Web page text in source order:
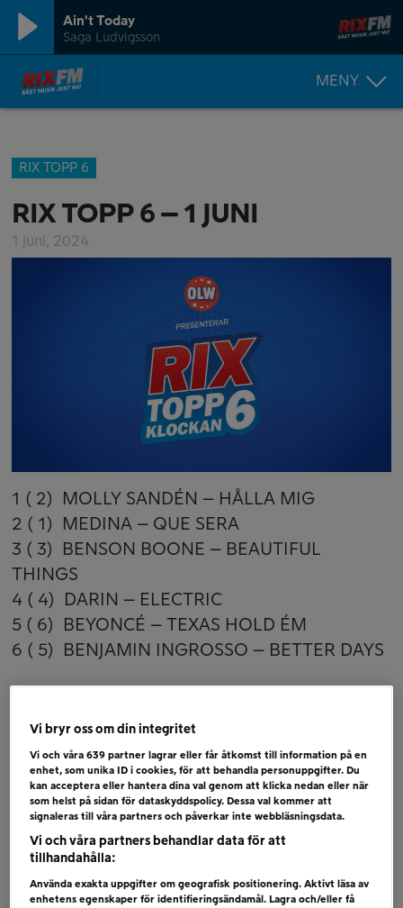
Ain't Today
Saga Ludvigsson
MENY
RIX TOPP 6
RIX TOPP 6 – 1 JUNI
1 juni, 2024
1 ( 2) MOLLY SANDÉN – HÅLLA MIG
2 ( 1) MEDINA – QUE SERA
3 ( 3) BENSON BOONE – BEAUTIFUL
THINGS
4 ( 4) DARIN – ELECTRIC
5 ( 6) BEYONCÉ – TEXAS HOLD ÉM
6 ( 5) BENJAMIN INGROSSO – BETTER DAYS
EMILIA PANTIC – VI FINNS
SABRINA CARPENTER – ESPRESSO
Vi bryr oss om din integritet
Vi och våra639 partner lagrar eller får åtkomst till information på en
enhet, som unika ID i cookies, för att behandla personuppgifter. Du
kan acceptera eller hantera dina val genom att klicka nedan eller när
som helst på sidan för dataskyddspolicy. Dessa val kommer att
signaleras till våra partners och påverkar inte webbläsningsdata.
Vi och våra partners behandlar data för att
tillhandahålla:
Använda exakta uppgifter om geografisk positionering. Aktivt läsa av
enhetens egenskaper för identifieringsändamål. Lagra och/eller få